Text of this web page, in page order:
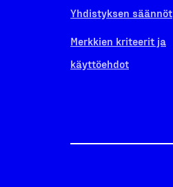
Yhdistyksen säännöt
Merkkien kriteerit ja
käyttöehdot